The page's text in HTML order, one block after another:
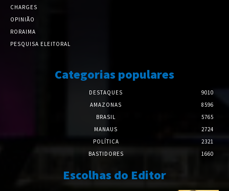
CHARGES
OPINIÃO
RORAIMA
PESQUISA ELEITORAL
Categorias populares
DESTAQUES
9010
AMAZONAS
8596
BRASIL
5765
MANAUS
2724
POLÍTICA
2321
BASTIDORES
1660
Escolhas do Editor